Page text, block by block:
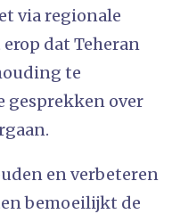
via regionale
dat Teheran
te
gesprekken over
en verbeteren
bemoeilijkt de